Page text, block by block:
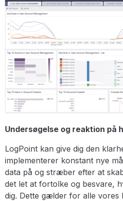
Undersøgelse og reaktion på
LogPoint kan give dig den
implementerer konstant nye
data på og stræber efter at
det let at fortolke og besvare,
dig. Dette gælder for alle vores